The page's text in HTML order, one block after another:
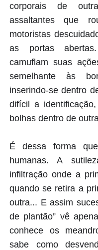
corporais de
assaltantes que
motoristas
as portas
camuflam suas
semelhante às
inserindo-se dentro
difícil a
bolhas dentro de
É dessa forma
humanas. A
infiltração onde a
quando se retira a
outra... E assim
de plantão” vê
conhece os
sabe como